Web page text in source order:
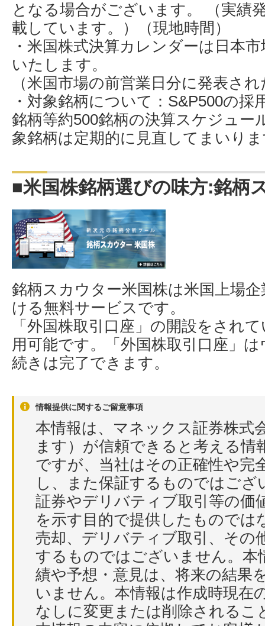
となる場合がございます。 （実績
載しています。）（現地時間）
・米国株式決算カレンダーは日本
いたします。
（米国市場の前営業日分に発表さ
・対象銘柄について：S&P500の
銘柄等約500銘柄の決算スケジュー
象銘柄は定期的に見直してまいり
■米国株銘柄選びの味方:銘柄
銘柄スカウター米国株は米国上場
ける無料サービスです。
「外国株取引口座」の開設をされ
用可能です。「外国株取引口座」
続きは完了できます。
情報提供に関するご留意事項
本情報は、マネックス証券株式
ます）が信頼できると考える情
ですが、当社はその正確性や完
し、また保証するものではござ
証券やデリバティブ取引等の価
を示す目的で提供したものでは
売却、デリバティブ取引、その
するものではございません。本
績や予想・意見は、将来の結果
いません。本情報は作成時現在
なしに変更または削除されるこ